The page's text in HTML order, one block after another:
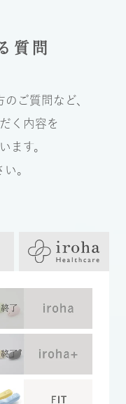
質問
ご質問など、
く内容を
ます。
。